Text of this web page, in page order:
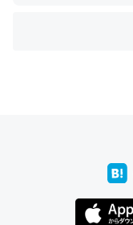
─たまにLINEするくら